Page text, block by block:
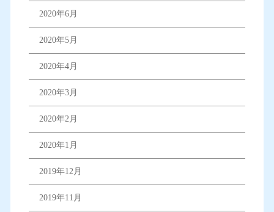
2020年6月
2020年5月
2020年4月
2020年3月
2020年2月
2020年1月
2019年12月
2019年11月